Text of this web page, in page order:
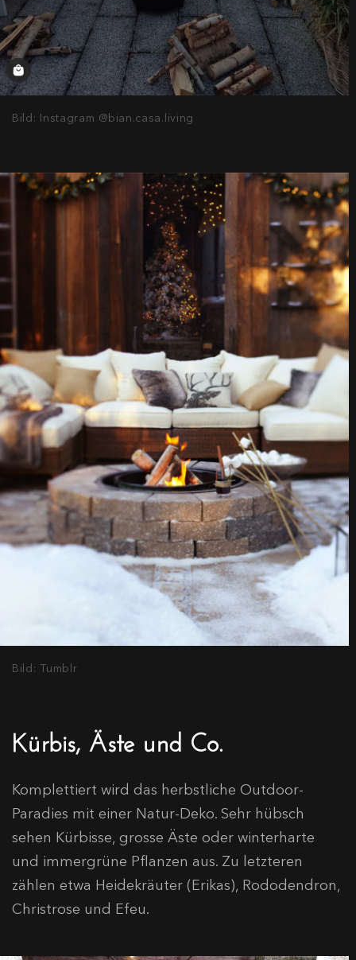
Bild: Instagram @bian.casa.living
Bild: Tumblr
Kürbis, Äste und Co.
Komplettiert wird das herbstliche Outdoor-
Paradies mit einer Natur-Deko. Sehr hübsch
sehen Kürbisse, grosse Äste oder winterharte
und immergrüne Pflanzen aus. Zu letzteren
zählen etwa Heidekräuter (Erikas), Rododendron,
Christrose und Efeu.